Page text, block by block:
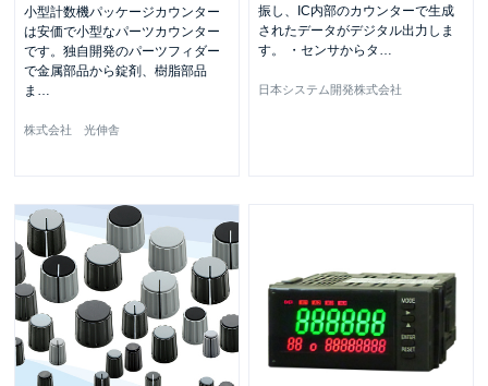
小型計数機パッケージカウンター
は安価で小型なパーツカウンター
です。独自開発のパーツフィダー
で金属部品から錠剤、樹脂部品
ま
株式会社 光伸舎
振し、IC内部のカウンターで生成
されたデータがデジタル出力しま
す。 ・センサからタ
日本システム開発株式会社